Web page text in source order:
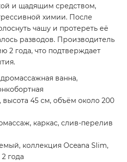
и щадящим средством,
химии. После
чашу и протереть её
разводов. Производитель
2 года, что подтверждает
ванна,
высота 45 см, объём около 200
каркас, слив-перелив
коллекция Oceana Slim,
года